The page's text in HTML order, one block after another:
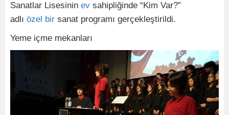
Sanatlar Lisesinin ev sahipliğinde “Kim Var?”
adlı özel bir sanat programı gerçekleştirildi.
Yeme içme mekanları